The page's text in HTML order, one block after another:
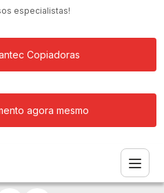
especialistas!
Copiadoras
agora mesmo